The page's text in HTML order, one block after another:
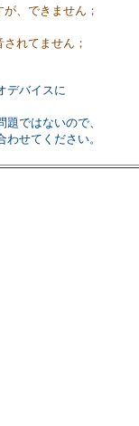
、できません；
れてません；
デバイスに
ではないので、
せてください。